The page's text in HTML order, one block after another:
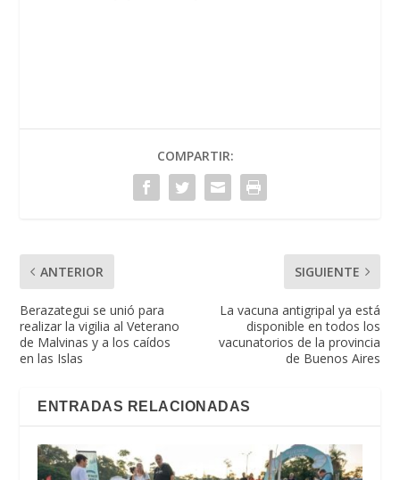
COMPARTIR:
ANTERIOR
Berazategui se unió para
realizar la vigilia al Veterano
de Malvinas y a los caídos
en las Islas
SIGUIENTE
La vacuna antigripal ya está
disponible en todos los
vacunatorios de la provincia
de Buenos Aires
ENTRADAS RELACIONADAS